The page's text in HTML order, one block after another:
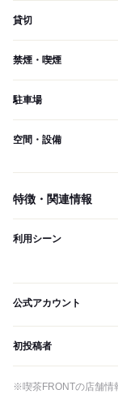
貸切
禁煙・喫煙
駐車場
空間・設備
特徴・関連情報
利用シーン
公式アカウント
初投稿者
※喫茶FRONTの店舗情